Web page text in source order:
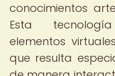
conocimientos
Esta
elementos
que resulta